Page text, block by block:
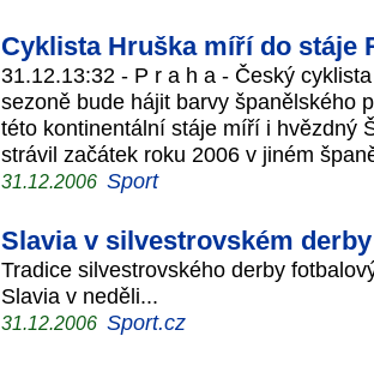
Cyklista Hruška míří do stáje
31.12.13:32 - P r a h a - Český
sezoně bude hájit barvy španělského
této kontinentální stáje míří i hvězdný
strávil začátek roku 2006 v jiném
31.12.2006 Sport
Slavia v silvestrovském
Tradice silvestrovského derby
Slavia v neděli...
31.12.2006 Sport.cz